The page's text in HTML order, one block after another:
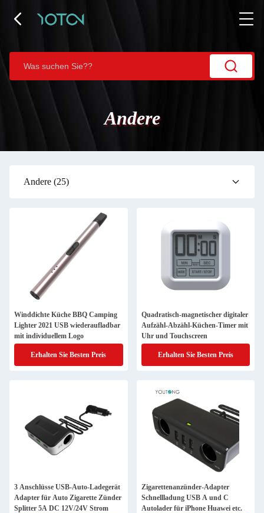
Andere
Andere (25)
Winddichte Küche BBQ Camping
Lighter 2021 USB wiederaufladbar
mit individuellem Logo
Erhalten Sie Besten Preis
Quadratisch-magnetischer digitaler
Aufzähl-Abzähl-Küchen-Timer mit
Uhr und Touchscreen
Erhalten Sie Besten Preis
3 Anschlüsse USB-Auto-Ladegerät
Adapter für Auto Zigarette Zünder
Splitter 5A DC 12V/24V Strom
Zigarettenanzünder-Adapter
Schnellladung USB A und C
Autolader für iPhone Huawei etc.